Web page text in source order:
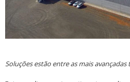
Soluções estão entre as mais